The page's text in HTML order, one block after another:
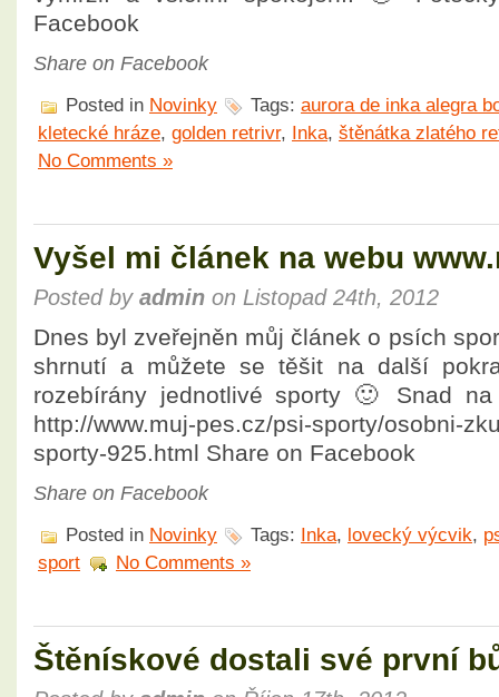
Facebook
Share on Facebook
Posted in Novinky Tags: aurora de inka alegra
kletecké hráze, golden retrivr, Inka, štěnátka zlatého
No Comments »
Vyšel mi článek na webu
Posted by admin on Listopad 24th, 2012
Dnes byl zveřejněn můj článek o psích
shrnutí a můžete se těšit na další
rozebírány jednotlivé sporty 🙂 Snad
http://www.muj-pes.cz/psi-sporty/osobni-
sporty-925.html Share on Facebook
Share on Facebook
Posted in Novinky Tags: Inka, lovecký výcvik,
sport
No Comments »
Štěnískové dostali své první